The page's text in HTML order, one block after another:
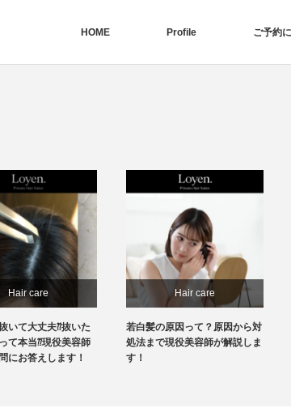
HOME Profile ご予約
Hair care
いて大丈夫⁇抜いた
て本当⁇現役美容師
にお答えします！
Hair care
若白髪の原因って？原因から対
処法まで現役美容師が解説しま
す！